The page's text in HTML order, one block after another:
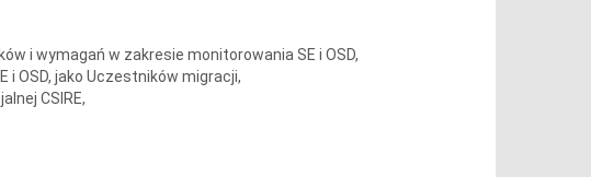
i wymagań w zakresie monitorowania SE i OSD,
OSD, jako Uczestników migracji,
CSIRE,